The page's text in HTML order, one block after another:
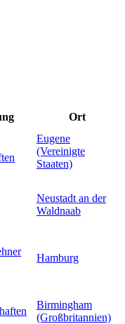
Ort
Eugene
(Vereinigte
Staaten)
Neustadt an der
Waldnaab
Hamburg
Birmingham
(Großbritannien)